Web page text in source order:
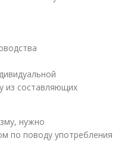
из составляющих
нужно
по поводу употребления